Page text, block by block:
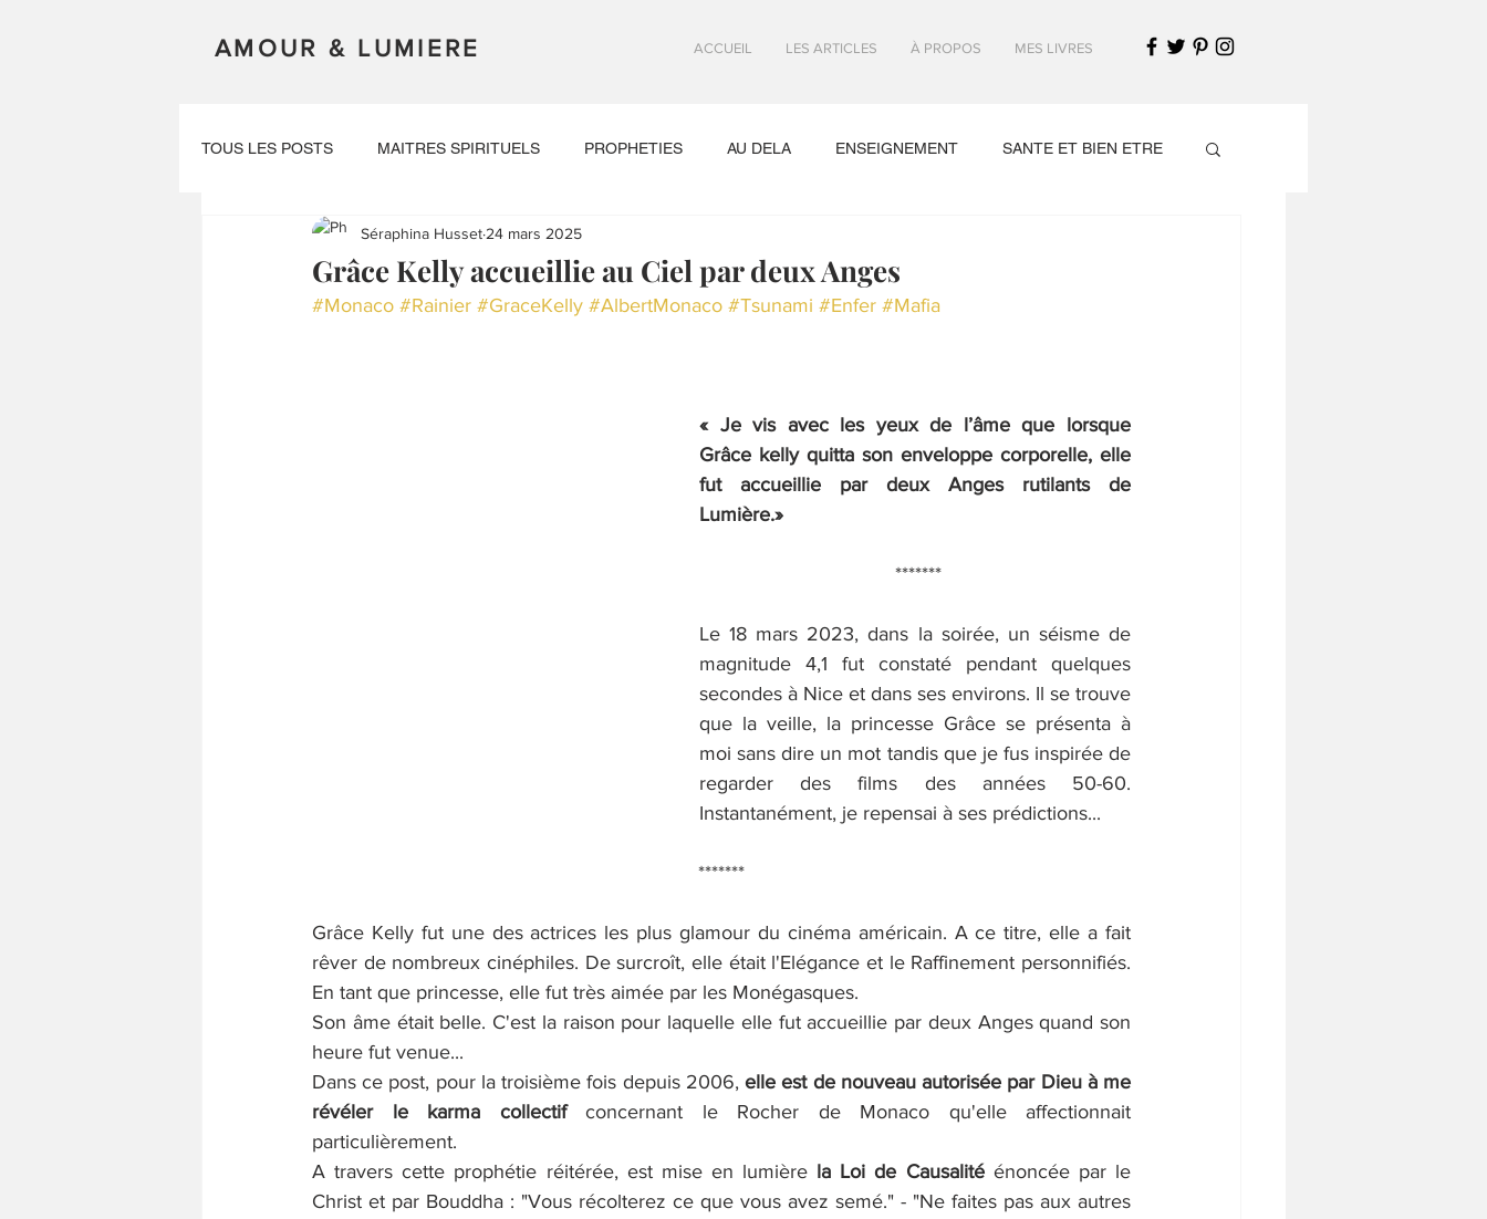
AMOUR & LUMIERE ACCUEIL LES ARTICLES À PROPOS MES LIVRES
TOUS LES POSTS MAITRES SPIRITUELS PROPHETIES AU DELA ENSEIGNEMENT SANTE ET BIEN ETRE
VIES ANTERIEURES EXPERIENCES MYSTIQUES
Grâce Kelly accueillie au Ciel par deux Anges
Séraphina Husset 24 mars 2025
#Monaco #Rainier #GraceKelly #AlbertMonaco #Tsunami #Enfer #Mafia
« Je vis avec les yeux de l’âme que lorsque
Grâce kelly quitta son enveloppe corporelle, elle
fut accueillie par deux Anges rutilants de
Lumière.»
*******
Le 18 mars 2023, dans la soirée, un séisme de
magnitude 4,1 fut constaté pendant quelques
secondes à Nice et dans ses environs. Il se trouve
que la veille, la princesse Grâce se présenta à
moi sans dire un mot tandis que je fus inspirée de
regarder des films des années 50-60.
Instantanément, je repensai à ses prédictions...
*******
Grâce Kelly fut une des actrices les plus glamour du cinéma américain. A ce titre, elle a fait
rêver de nombreux cinéphiles. De surcroît, elle était l'Elégance et le Raffinement personnifiés.
En tant que princesse, elle fut très aimée par les Monégasques.
Son âme était belle. C'est la raison pour laquelle elle fut accueillie par deux Anges quand son
heure fut venue...
Dans ce post, pour la troisième fois depuis 2006, elle est de nouveau autorisée par Dieu à me
révéler le karma collectif concernant le Rocher de Monaco qu'elle affectionnait
particulièrement.
A travers cette prophétie réitérée, est mise en lumière la Loi de Causalité énoncée par le
Christ et par Bouddha : "Vous récolterez ce que vous avez semé." - "Ne faites pas aux autres